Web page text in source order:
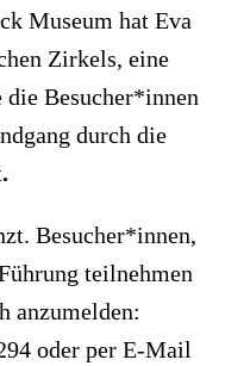
Museum hat Eva
Zirkels, eine
Besucher*innen
durch die
.
Besucher*innen,
teilnehmen
anzumelden:
oder per E-Mail